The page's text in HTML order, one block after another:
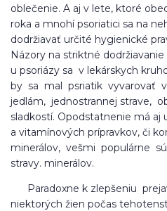
oblečenie. A aj v lete, ktoré
roka a mnohí psoriatici sa na
dodržiavať určité hygienické
Názory na striktné
u psoriázy sa v lekárskych
by sa mal psriatik vyvarovať
jedlám, jednostrannej strave,
sladkostí. Opodstatnenie má aj
a vitamínových prípravkov, či
minerálov, vešmi populárne
stravy. minerálov.
Paradoxne k zlepšeniu
niektorých žien počas